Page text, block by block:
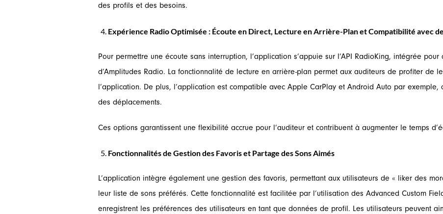
des profils et des besoins.
Expérience Radio Optimisée : Écoute en Direct, Lecture en Arrière-Plan et Compatibilité avec
Pour permettre une écoute sans interruption, l’application s’appuie sur l’API RadioKing, intégrée
d’Amplitudes Radio. La fonctionnalité de lecture en arrière-plan permet aux auditeurs de profiter de
l’application. De plus, l’application est compatible avec Apple CarPlay et Android Auto par
des déplacements.
Ces options garantissent une flexibilité accrue pour l’auditeur et contribuent à augmenter le temps
Fonctionnalités de Gestion des Favoris et Partage des Sons Aimés
L’application intègre également une gestion des favoris, permettant aux utilisateurs de « liker des
leur liste de sons préférés. Cette fonctionnalité est facilitée par l’utilisation des Advanced Custom
enregistrent les préférences des utilisateurs en tant que données de profil. Les utilisateurs peuvent